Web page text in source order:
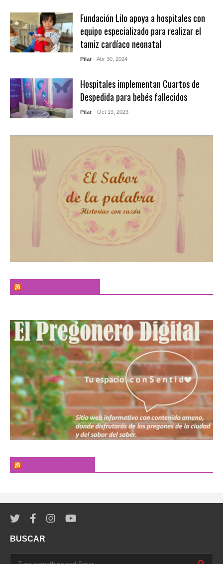
Fundación Lilo apoya a hospitales con
equipo especializado para realizar el
tamiz cardíaco neonatal
Pilar - Abr 30, 2024
Hospitales implementan Cuartos de
Despedida para bebés fallecidos
Pilar - Oct 19, 2023
BUSCAR